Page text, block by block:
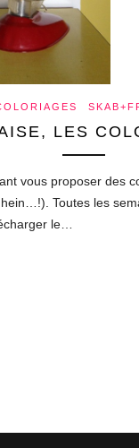
LES
vous proposer des
Toutes les
le…